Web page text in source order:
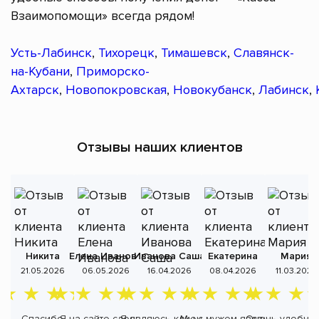
Взаимопомощи» всегда рядом!
Усть-Лабинск, Тихорецк, Тимашевск, Славянск-
на-Кубани, Приморско-
Ахтарск, Новопокровская, Новокубанск, Лабинск,
Отзывы наших клиентов
Никита
21.05.2026
Елена Иванова
06.05.2026
Иванова Саша
16.04.2026
Екатерина
08.04.2026
Мария
11.03.2026